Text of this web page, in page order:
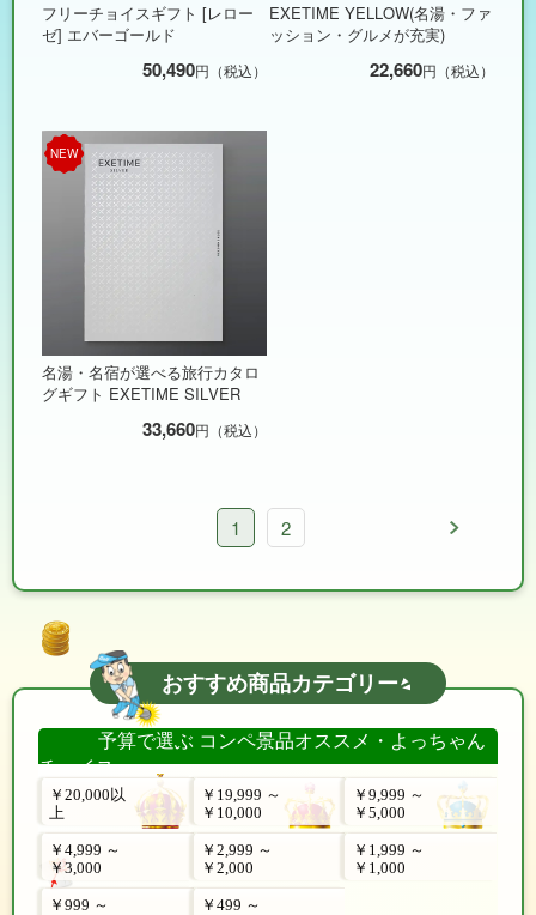
フリーチョイスギフト [レロー
ゼ] エバーゴールド
50,490円（税込）
EXETIME YELLOW(名湯・ファ
ッション・グルメが充実)
22,660円（税込）
NEW
名湯・名宿が選べる旅行カタロ
グギフト EXETIME SILVER
33,660円（税込）
1 2
おすすめ商品カテゴリー
予算で選ぶ コンペ景品オススメ・よっちゃん
チョイス
￥20,000以
上
￥19,999 ～
￥10,000
￥9,999 ～
￥5,000
￥4,999 ～
￥3,000
￥2,999 ～
￥2,000
￥1,999 ～
￥1,000
￥999 ～
￥499 ～